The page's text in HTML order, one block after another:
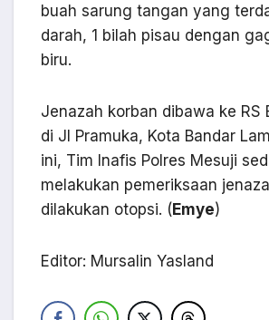
buah sarung tangan yang
darah, 1 bilah pisau dengan
biru.
Jenazah korban dibawa ke RS
di Jl Pramuka, Kota Bandar
ini, Tim Inafis Polres Mesuji
melakukan pemeriksaan
dilakukan otopsi. (Emye)
Editor: Mursalin Yasland